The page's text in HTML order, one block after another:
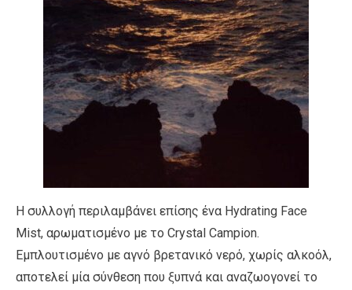
Η συλλογή περιλαµβάνει επίσης ένα Hydrating Face
Mist, αρωµατισµένο µε το Crystal Campion.
Εµπλουτισµένο µε αγνό βρετανικό νερό, χωρίς αλκοόλ,
αποτελεί µία σύνθεση που ξυπνά και αναζωογονεί το